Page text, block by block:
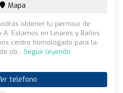
Mapa
obtener tu permiso de
A. Estamos en Linares y Baños
centro homologado para la
ob... Seguir leyendo
teléfono